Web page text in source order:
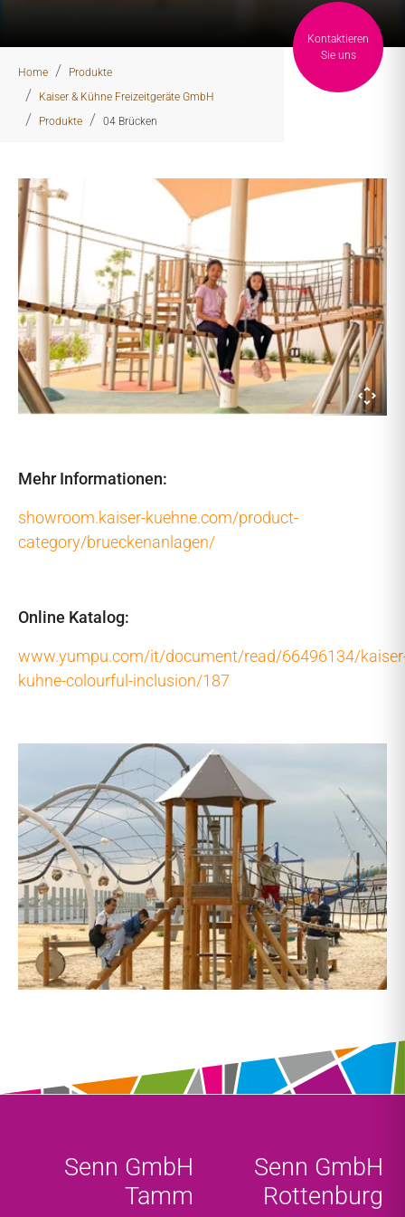
Kontaktieren
Sie uns
Home
Produkte
Kaiser & Kühne Freizeitgeräte GmbH
Produkte
04 Brücken
Mehr Informationen:
showroom.kaiser-kuehne.com/product-
category/brueckenanlagen/
Online Katalog:
www.yumpu.com/it/document/read/66496134/
kuhne-colourful-inclusion/187
Senn GmbH
Tamm
Senn GmbH
Rottenburg